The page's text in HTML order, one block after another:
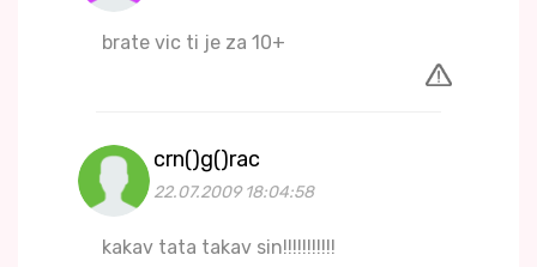
brate vic ti je za 10+
crn()g()rac
22.07.2009 18:04:58
kakav tata takav sin!!!!!!!!!!!